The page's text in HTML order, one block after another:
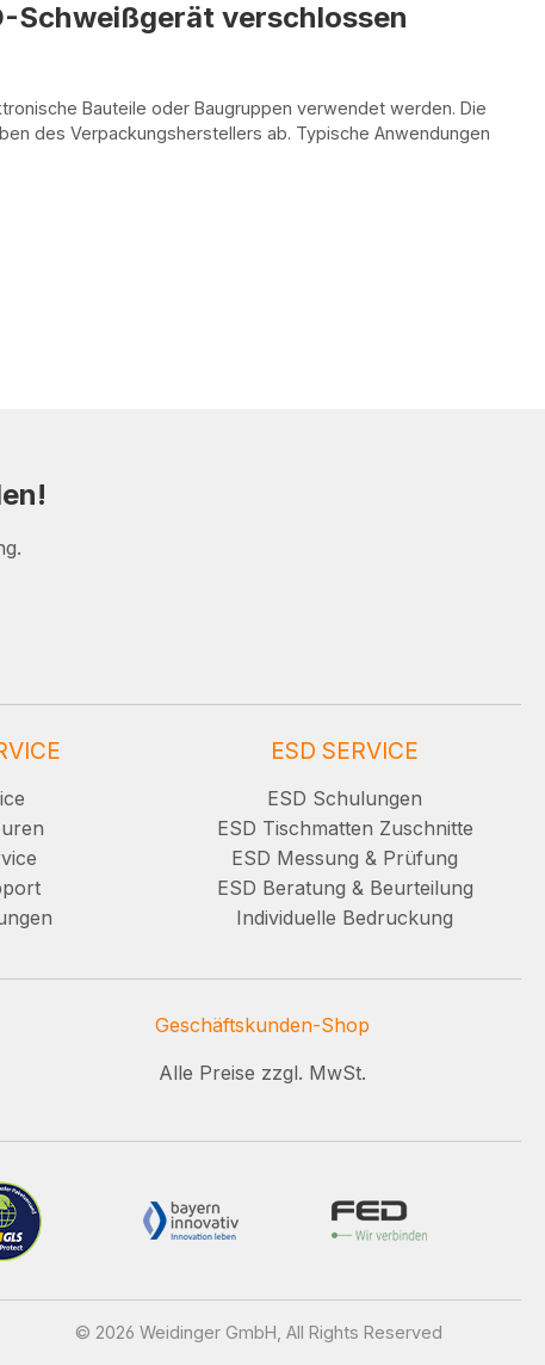
Schweißgerät verschlossen
Bauteile oder Baugruppen verwendet werden. Die
des Verpackungsherstellers ab. Typische Anwendungen
ESD SERVICE
ESD Schulungen
ESD Tischmatten Zuschnitte
ESD Messung & Prüfung
ESD Beratung & Beurteilung
Individuelle Bedruckung
Geschäftskunden-Shop
Alle Preise zzgl. MwSt.
© 2026 Weidinger GmbH, All Rights Reserved